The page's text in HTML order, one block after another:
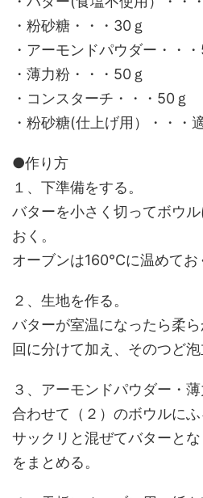
・粉砂糖・・・30ｇ
・アーモンドパウダー・・・
・薄力粉・・・50ｇ
・コンスターチ・・・50ｇ
・粉砂糖(仕上げ用）・・・
●作り方
１、下準備をする。
バターを小さく切ってボウ
おく。
オーブンは160℃に温めてお
２、生地を作る。
バターが室温になったら柔
回に分けて加え、そのつど泡
３、アーモンドパウダー・
合わせて（２）のボウルに
サックリと混ぜてバターと
をまとめる。